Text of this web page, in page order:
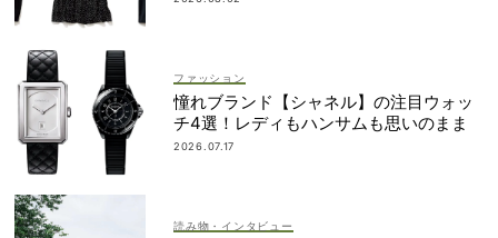
ファッション
憧れブランド【シャネル】の注目ウォッ
チ4選！レディもハンサムも思いのまま
2026.07.17
読み物・インタビュー